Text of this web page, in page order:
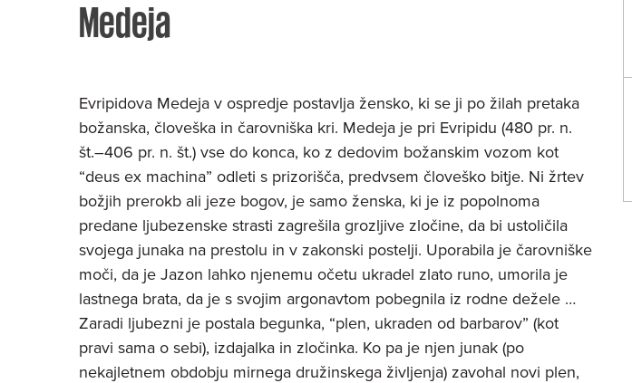
Medeja
Evripidova Medeja v ospredje postavlja žensko, ki se ji po žilah pretaka
božanska, človeška in čarovniška kri. Medeja je pri Evripidu (480 pr. n.
št.–406 pr. n. št.) vse do konca, ko z dedovim božanskim vozom kot
“deus ex machina” odleti s prizorišča, predvsem človeško bitje. Ni žrtev
božjih prerokb ali jeze bogov, je samo ženska, ki je iz popolnoma
predane ljubezenske strasti zagrešila grozljive zločine, da bi ustoličila
svojega junaka na prestolu in v zakonski postelji. Uporabila je čarovniške
moči, da je Jazon lahko njenemu očetu ukradel zlato runo, umorila je
lastnega brata, da je s svojim argonavtom pobegnila iz rodne dežele …
Zaradi ljubezni je postala begunka, “plen, ukraden od barbarov” (kot
pravi sama o sebi), izdajalka in zločinka. Ko pa je njen junak (po
nekajletnem obdobju mirnega družinskega življenja) zavohal novi plen,